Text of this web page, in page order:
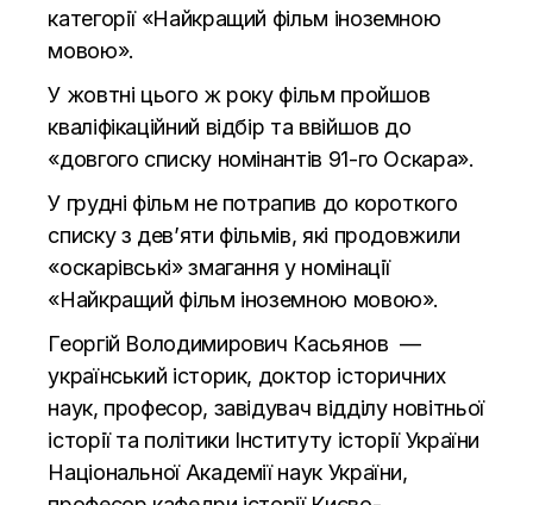
категорії «Найкращий фільм іноземною
мовою».
У жовтні цього ж року фільм пройшов
кваліфікаційний відбір та ввійшов до
«довгого списку номінантів 91-го Оскара».
У грудні фільм не потрапив до короткого
списку з дев’яти фільмів, які продовжили
«оскарівські» змагання у номінації
«Найкращий фільм іноземною мовою».
Георгій Володимирович Касьянов —
український історик, доктор історичних
наук, професор, завідувач відділу новітньої
історії та політики Інституту історії України
Національної Академії наук України,